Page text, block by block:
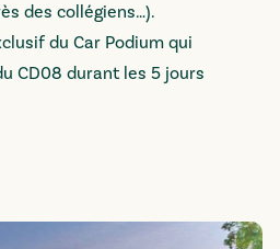
des collégiens…).
du Car Podium qui
CD08 durant les 5 jours